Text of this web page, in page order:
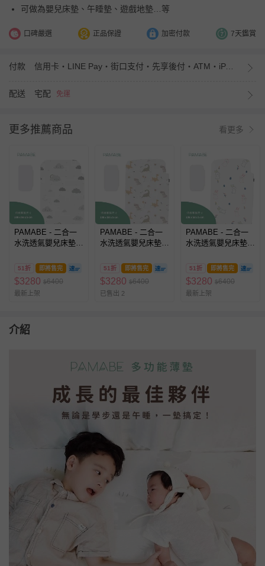
可做為嬰兒床墊、午睡墊、遊戲地墊…等
口碑嚴選 正品保證 加密付款 7天鑑賞
付款 信用卡・LINE Pay・街口支付・先享後付・ATM・iPASS MONEY
配送 宅配 免運
更多推薦商品 看更多
PAMABE - 二合一
水洗透氣嬰兒床墊-
朵-108x58x5cm (適
用Chicco Next2Me
Forever)
51折 即將售完
$3280 $6400
最新上架
PAMABE - 二合一
水洗透氣嬰兒床墊-
龍-108x58x5cm (適
用Chicco Next2Me
Forever)
51折 即將售完
$3280 $6400
已售出 2
PAMABE - 二合一
水洗透氣嬰兒床墊-
兔-108x58x5cm (適
用Chicco Next2Me
Forever)
51折 即將售完
$3280 $6400
最新上架
介紹